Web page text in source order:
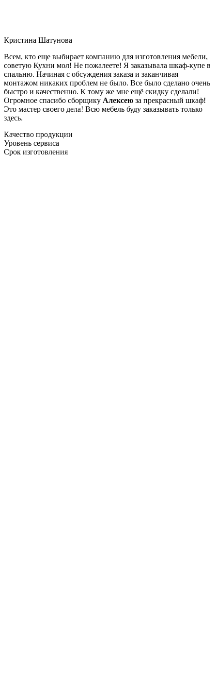
Кристина Шатунова
Всем, кто еще выбирает компанию для изготовления мебели,
советую Кухни мол! Не пожалеете! Я заказывала шкаф-купе в
спальню. Начиная с обсуждения заказа и заканчивая
монтажом никаких проблем не было. Все было сделано очень
быстро и качественно. К тому же мне ещё скидку сделали!
Огромное спасибо сборщику Алексею за прекрасный шкаф!
Это мастер своего дела! Всю мебель буду заказывать только
здесь.
Качество продукции
Уровень сервиса
Срок изготовления